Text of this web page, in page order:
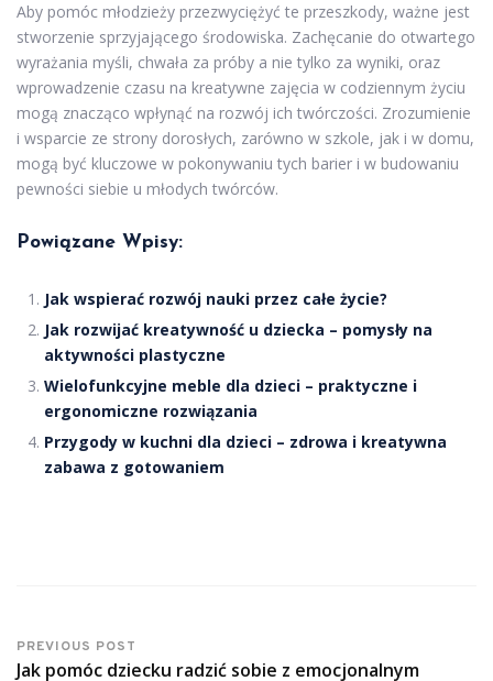
Aby pomóc młodzieży przezwyciężyć te przeszkody, ważne jest
stworzenie sprzyjającego środowiska. Zachęcanie do otwartego
wyrażania myśli, chwała za próby a nie tylko za wyniki, oraz
wprowadzenie czasu na kreatywne zajęcia w codziennym życiu
mogą znacząco wpłynąć na rozwój ich twórczości. Zrozumienie
i wsparcie ze strony dorosłych, zarówno w szkole, jak i w domu,
mogą być kluczowe w pokonywaniu tych barier i w budowaniu
pewności siebie u młodych twórców.
Powiązane Wpisy:
Jak wspierać rozwój nauki przez całe życie?
Jak rozwijać kreatywność u dziecka – pomysły na
aktywności plastyczne
Wielofunkcyjne meble dla dzieci – praktyczne i
ergonomiczne rozwiązania
Przygody w kuchni dla dzieci – zdrowa i kreatywna
zabawa z gotowaniem
PREVIOUS POST
Jak pomóc dziecku radzić sobie z emocjonalnym